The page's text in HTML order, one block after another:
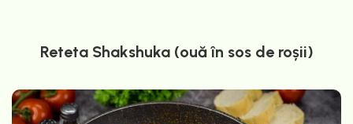
Reteta Shakshuka (ouă în sos de roșii)